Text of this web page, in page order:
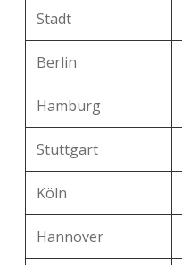
Stadt
Berlin
Hamburg
Stuttgart
Köln
Hannover